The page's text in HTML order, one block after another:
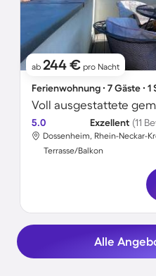
ab 244 € pro Nacht
Ferienwohnung ∙ 7 Gäste ∙
5.0 Exzellent (11
Dossenheim, Rhein-Neckar-
Terrasse/Balkon
Alle